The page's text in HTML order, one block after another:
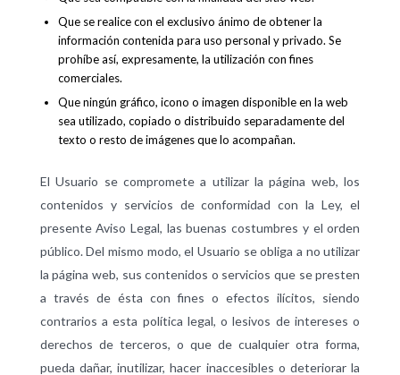
Que se realice con el exclusivo ánimo de obtener la
información contenida para uso personal y privado. Se
prohíbe así, expresamente, la utilización con fines
comerciales.
Que ningún gráfico, icono o imagen disponible en la web
sea utilizado, copiado o distribuido separadamente del
texto o resto de imágenes que lo acompañan.
El Usuario se compromete a utilizar la página web, los
contenidos y servicios de conformidad con la Ley, el
presente Aviso Legal, las buenas costumbres y el orden
público. Del mismo modo, el Usuario se obliga a no utilizar
la página web, sus contenidos o servicios que se presten
a través de ésta con fines o efectos ilícitos, siendo
contrarios a esta política legal, o lesivos de intereses o
derechos de terceros, o que de cualquier otra forma,
pueda dañar, inutilizar, hacer inaccesibles o deteriorar la